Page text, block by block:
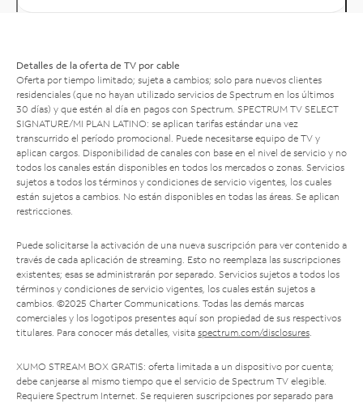
Detalles de la oferta de TV por cable
Oferta por tiempo limitado; sujeta a cambios; solo para nuevos clientes
residenciales (que no hayan utilizado servicios de Spectrum en los últimos
30 días) y que estén al día en pagos con Spectrum. SPECTRUM TV SELECT
SIGNATURE/MI PLAN LATINO: se aplican tarifas estándar una vez
transcurrido el período promocional. Puede necesitarse equipo de TV y
aplican cargos. Disponibilidad de canales con base en el nivel de servicio y no
todos los canales están disponibles en todos los mercados o zonas. Servicios
sujetos a todos los términos y condiciones de servicio vigentes, los cuales
están sujetos a cambios. No están disponibles en todas las áreas. Se aplican
restricciones.
Puede solicitarse la activación de una nueva suscripción para ver contenido a
través de cada aplicación de streaming. Esto no reemplaza las suscripciones
existentes; esas se administrarán por separado. Servicios sujetos a todos los
términos y condiciones de servicio vigentes, los cuales están sujetos a
cambios. ©2025 Charter Communications. Todas las demás marcas
comerciales y los logotipos presentes aquí son propiedad de sus respectivos
titulares. Para conocer más detalles, visita spectrum.com/disclosures.
XUMO STREAM BOX GRATIS: oferta limitada a un dispositivo por cuenta;
debe canjearse al mismo tiempo que el servicio de Spectrum TV elegible.
Requiere Spectrum Internet. Se requieren suscripciones por separado para